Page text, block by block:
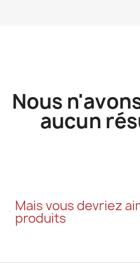
Nous
aucun
Mais vous devriez
produits​